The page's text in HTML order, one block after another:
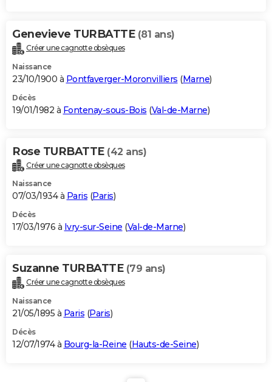
Genevieve TURBATTE (81 ans)
Créer une cagnotte obsèques
Naissance
23/10/1900 à Pontfaverger-Moronvilliers (Marne)
Décès
19/01/1982 à Fontenay-sous-Bois (Val-de-Marne)
Rose TURBATTE (42 ans)
Créer une cagnotte obsèques
Naissance
07/03/1934 à Paris (Paris)
Décès
17/03/1976 à Ivry-sur-Seine (Val-de-Marne)
Suzanne TURBATTE (79 ans)
Créer une cagnotte obsèques
Naissance
21/05/1895 à Paris (Paris)
Décès
12/07/1974 à Bourg-la-Reine (Hauts-de-Seine)